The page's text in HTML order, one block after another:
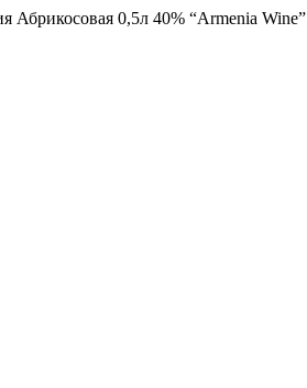
Абрикосовая 0,5л 40% “Armenia Wine”